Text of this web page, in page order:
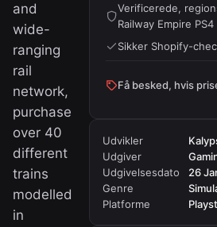
and
wide-
ranging
rail
network,
purchase
over 40
different
trains
modelled
in
Verificerede,
Railway Empire PS4
Sikker Shopify-
Få besked, hvis
Udvikler
Udgiver
Udgivelsesdato
26
Genre
Platforme